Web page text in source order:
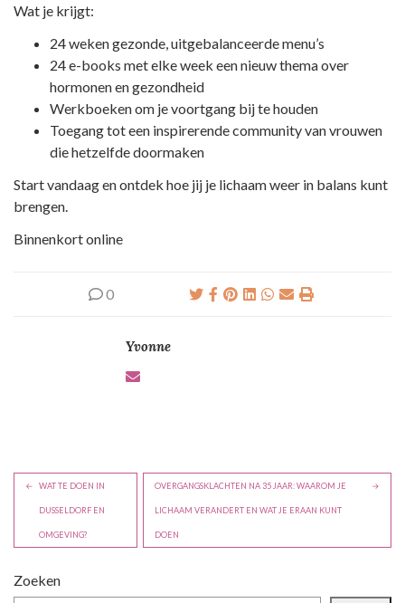
Wat je krijgt:
24 weken gezonde, uitgebalanceerde menu’s
24 e-books met elke week een nieuw thema over
hormonen en gezondheid
Werkboeken om je voortgang bij te houden
Toegang tot een inspirerende community van vrouwen
die hetzelfde doormaken
Start vandaag en ontdek hoe jij je lichaam weer in balans kunt
brengen.
Binnenkort online
0
Yvonne
B
c
WAT TE DOEN IN
DUSSELDORF EN
OMGEVING?
OVERGANGSKLACHTEN NA 35 JAAR: WAAROM JE
LICHAAM VERANDERT EN WAT JE ERAAN KUNT
DOEN
Zoeken